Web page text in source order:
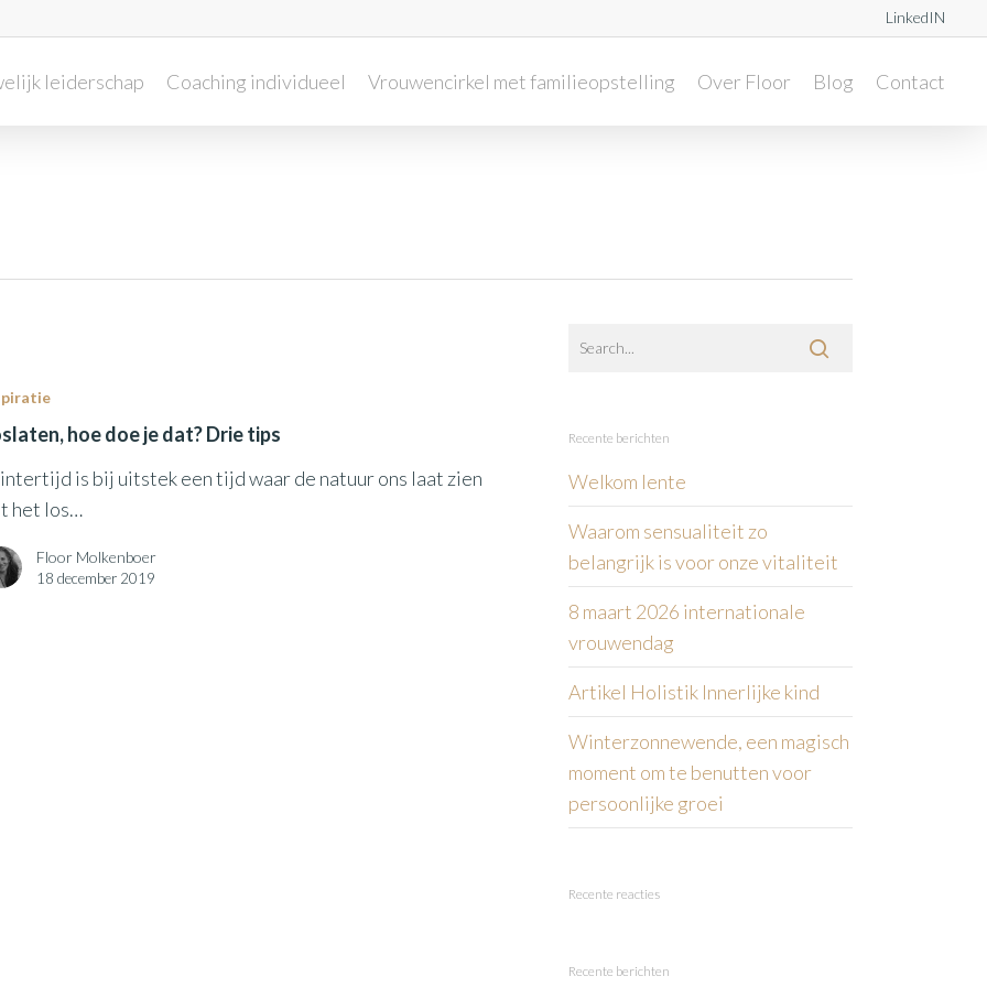
LinkedIN
leiderschap Coaching individueel Vrouwencirkel met familieopstelling Over Floor Blog Contact
hoe doe je dat? Drie tips
is bij uitstek een tijd waar de natuur ons laat zien
het los…
Floor Molkenboer
18 december 2019
Recente berichten
Welkom lente
Waarom sensualiteit zo
belangrijk is voor onze vitaliteit
8 maart 2026 internationale
vrouwendag
Artikel Holistik Innerlijke kind
Winterzonnewende, een magisch
moment om te benutten voor
persoonlijke groei
Recente reacties
Recente berichten